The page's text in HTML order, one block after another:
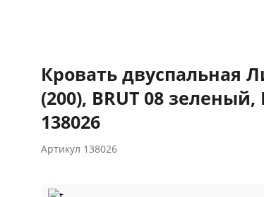
Кровать двуспальная
(200), BRUT 08
138026
Артикул 138026